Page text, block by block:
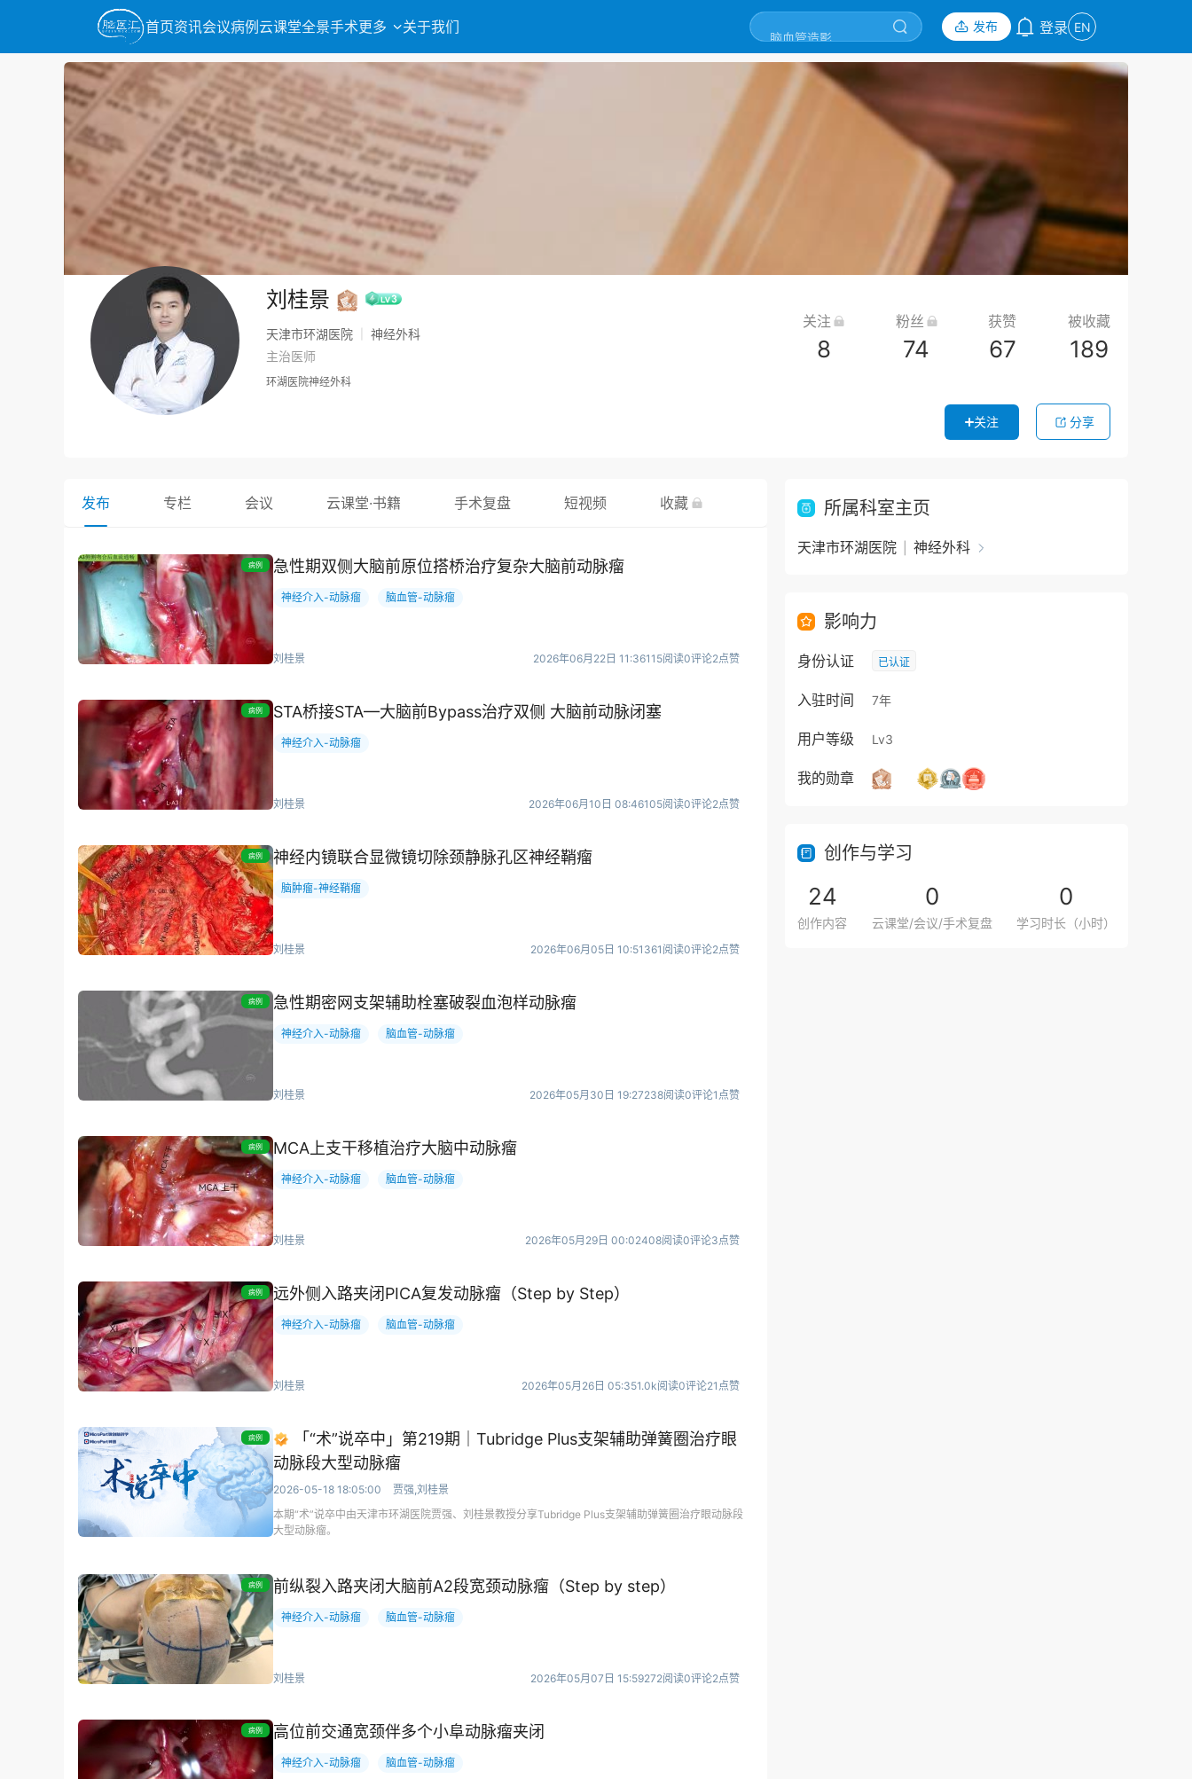
首页资讯会议病例 云课堂全景手术更多 关于我们 发布 登录 EN
刘桂景
天津市环湖医院
神经外科
主治医师
环湖医院神经外科
关注
8
粉丝
74
获赞
67
被收藏
189
关注 分享
发布 专栏 会议 云课堂·书籍 手术复盘 短视频 收藏
病例 急性期双侧大脑前原位搭桥治疗复杂大脑前动脉瘤
神经介入-动脉瘤 脑血管-动脉瘤
刘桂景 2026年06月22日 11:36115阅读0评论2点赞
病例 STA桥接STA—大脑前Bypass治疗双侧 大脑前动脉闭塞
神经介入-动脉瘤
刘桂景 2026年06月10日 08:46105阅读0评论2点赞
病例 神经内镜联合显微镜切除颈静脉孔区神经鞘瘤
脑肿瘤-神经鞘瘤
刘桂景 2026年06月05日 10:51 361阅读0评论2点赞
病例 急性期密网支架辅助栓塞破裂血泡样动脉瘤
神经介入-动脉瘤 脑血管-动脉瘤
刘桂景 2026年05月30日 19:27238阅读0评论1点赞
病例 MCA上支干移植治疗大脑中动脉瘤
神经介入-动脉瘤 脑血管-动脉瘤
刘桂景 2026年05月29日 00:02408阅读0评论3点赞
病例 远外侧入路夹闭PICA复发动脉瘤（Step by Step）
神经介入-动脉瘤 脑血管-动脉瘤
刘桂景 2026年05月26日 05:351.0k阅读0评论21点赞
病例
「“术”说卒中」第219期｜Tubridge Plus支架辅助弹簧圈治疗眼
动脉段大型动脉瘤
2026-05-18 18:05:00
贾强,刘桂景
本期“术”说卒中由天津市环湖医院贾强、刘桂景教授分享Tubridge Plus支架辅助弹簧圈治疗眼动脉段
大型动脉瘤。
病例 前纵裂入路夹闭大脑前A2段宽颈动脉瘤（Step by step）
神经介入-动脉瘤 脑血管-动脉瘤
刘桂景 2026年05月07日 15:59272阅读0评论2点赞
病例 高位前交通宽颈伴多个小阜动脉瘤夹闭
神经介入-动脉瘤 脑血管-动脉瘤
所属科室主页
天津市环湖医院 神经外科
影响力
身份认证 已认证
入驻时间 7年
用户等级 Lv3
我的勋章
创作与学习
24
创作内容
0
云课堂/会议/手术复盘
0
学习时长（小时）